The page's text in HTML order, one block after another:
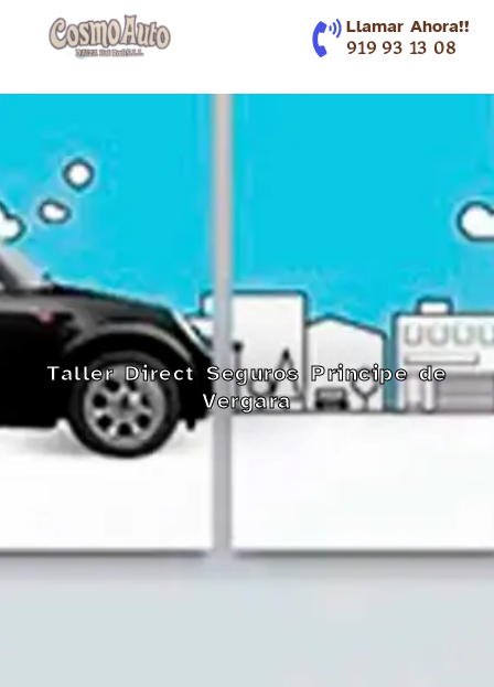
Llamar Ahora!!
919 93 13 08
Taller Direct Seguros Principe de
Vergara